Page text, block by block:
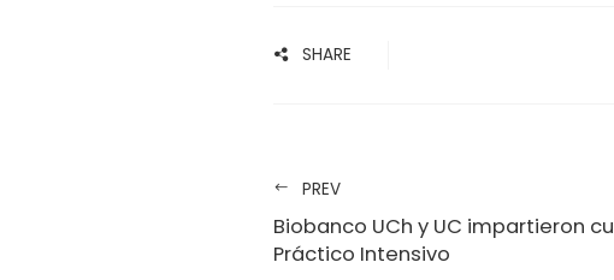
SHARE
PREV
Biobanco UCh y UC impartieron
Práctico Intensivo